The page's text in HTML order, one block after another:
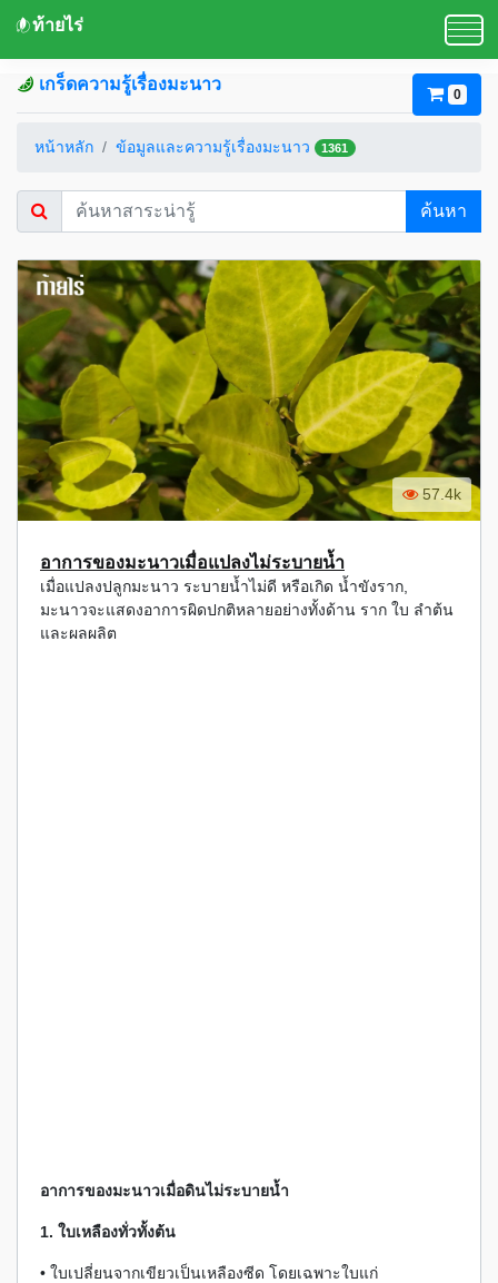
ท้ายไร่
เกร็ดความรู้เรื่องมะนาว
0
หน้าหลัก ข้อมูลและความรู้เรื่องมะนาว 1361
ค้นหา
57.4k
อาการของมะนาวเมื่อแปลงไม่ระบายน้ำ
เมื่อแปลงปลูกมะนาว ระบายน้ำไม่ดี หรือเกิด น้ำขังราก,
มะนาวจะแสดงอาการผิดปกติหลายอย่างทั้งด้าน ราก ใบ ลำต้น
และผลผลิต
อาการของมะนาวเมื่อดินไม่ระบายน้ำ
1. ใบเหลืองทั่วทั้งต้น
• ใบเปลี่ยนจากเขียวเป็นเหลืองซีด โดยเฉพาะใบแก่